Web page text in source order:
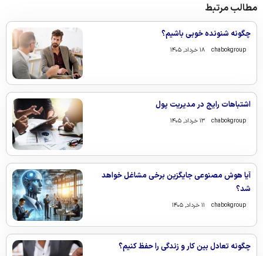
مطالب مرتبط
چگونه شنونده خوبی باشیم؟
chabokgroup ۱۸ خرداد, ۱۴۰۵
اشتباهات رایج در مدیریت پول
chabokgroup ۱۳ خرداد, ۱۴۰۵
آیا هوش مصنوعی جایگزین برخی مشاغل خواهد
شد؟
chabokgroup ۱۱ خرداد, ۱۴۰۵
چگونه تعادل بین کار و زندگی را حفظ کنیم؟